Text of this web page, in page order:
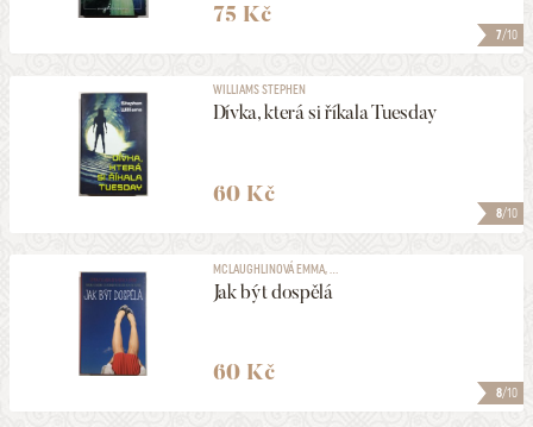
7/10
75 Kč
8/10
WILLIAMS STEPHEN
Dívka, která si říkala Tuesday
60 Kč
8/10
MCLAUGHLINOVÁ EMMA, ...
Jak být dospělá
60 Kč